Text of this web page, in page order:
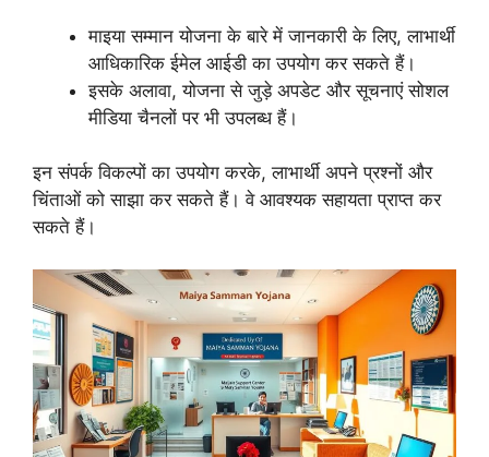
माइया सम्मान योजना के बारे में जानकारी के लिए, लाभार्थी
आधिकारिक ईमेल आईडी का उपयोग कर सकते हैं।
इसके अलावा, योजना से जुड़े अपडेट और सूचनाएं सोशल
मीडिया चैनलों पर भी उपलब्ध हैं।
इन संपर्क विकल्पों का उपयोग करके, लाभार्थी अपने प्रश्नों और
चिंताओं को साझा कर सकते हैं। वे आवश्यक सहायता प्राप्त कर
सकते हैं।